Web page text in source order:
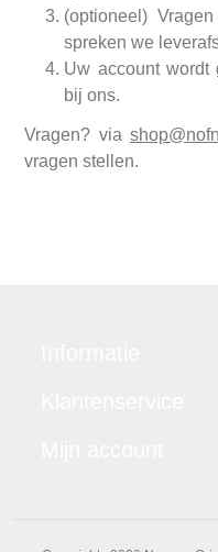
(optioneel)
spreken we
Uw account wordt
bij ons.
Vragen? via
vragen stellen.